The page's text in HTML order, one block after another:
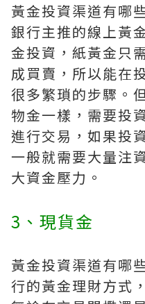
黃金投資渠道有哪
銀行主推的線上黃
金投資，紙黃金只
成買賣，所以能在
很多繁瑣的步驟。
物金一樣，需要投
進行交易，如果投
一般就需要大量注
大資金壓力。
3、現貨金
黃金投資渠道有哪
行的黃金理財方式